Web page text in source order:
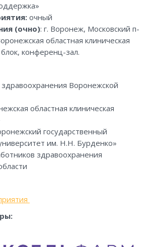
очный
(очно): г. Воронеж, Московский п-
областная клиническая
конференц-зал.
Воронежской
областная клиническая
государственный
им. Н.Н. Бурденко»
здравоохранения